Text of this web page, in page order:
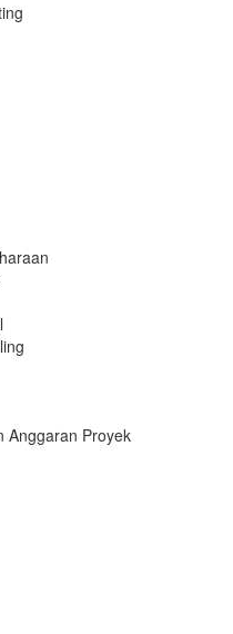
Anggaran Proyek